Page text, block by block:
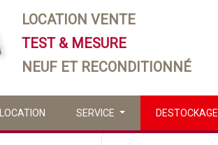
LOCATION VENTE
TEST & MESURE
NEUF ET RECONDITIONNÉ
LOCATION SERVICE DESTOCKAGE